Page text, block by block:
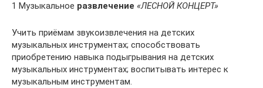
1 Музыкальное развлечение «ЛЕСНОЙ КОНЦЕРТ»
Учить приёмам звукоизвлечения на детских
музыкальных инструментах; способствовать
приобретению навыка подыгрывания на детских
музыкальных инструментах; воспитывать интерес к
музыкальным инструментам.